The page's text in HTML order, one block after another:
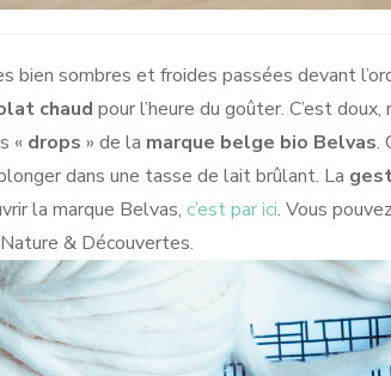
bien sombres et froides passées devant
chaud pour l’heure du goûter. C’est
« drops » de la marque belge bio Belvas.
dans une tasse de lait brûlant. La
la marque Belvas, c’est par ici. Vous
& Découvertes.